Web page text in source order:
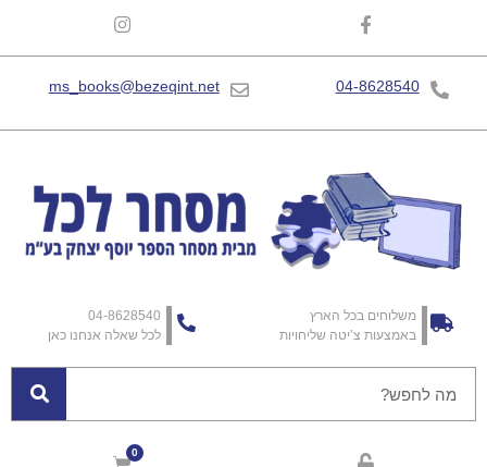
04-8628540
ms_books@bezeqint.net
משלוחים בכל הארץ
באמצעות צ’יטה שליחויות
04-8628540
לכל שאלה אנחנו כאן